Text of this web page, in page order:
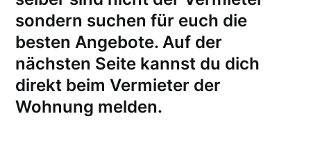
sondern suchen für euch die
besten Angebote. Auf der
nächsten Seite kannst du dich
direkt beim Vermieter der
Wohnung melden.